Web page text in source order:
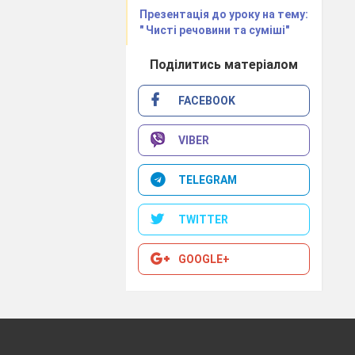
Презентація до уроку на тему:
" Чисті речовини та суміші"
Поділитись матеріалом
FACEBOOK
VIBER
TELEGRAM
TWITTER
GOOGLE+